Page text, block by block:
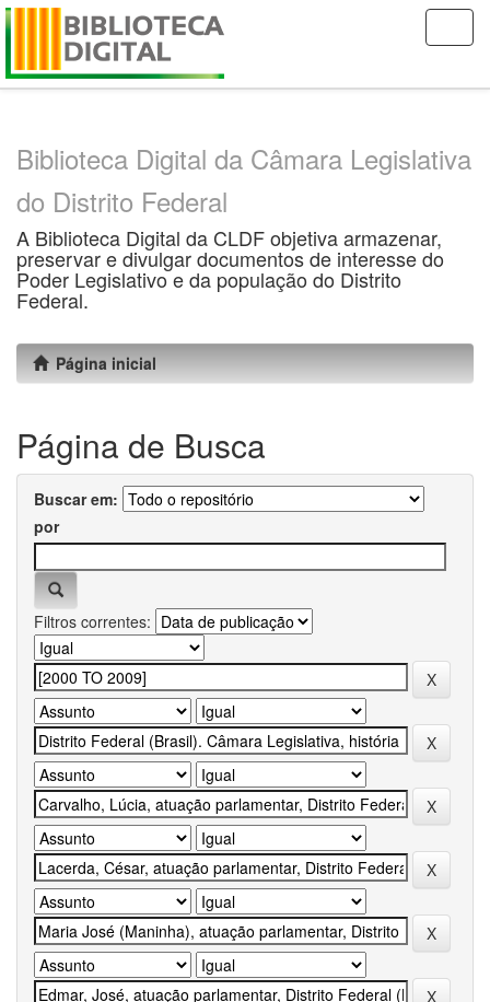
Skip
Biblioteca Digital da Câmara Legislativa
do Distrito Federal
A Biblioteca Digital da CLDF objetiva armazenar,
preservar e divulgar documentos de interesse do
Poder Legislativo e da população do Distrito
Federal.
Página inicial
Página de Busca
Buscar em:
por
Filtros correntes: